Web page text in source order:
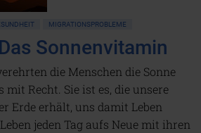
MIGRATIONSPROBLEME
Sonnenvitamin
die Menschen die Sonne
mit Recht. Sie ist es, die unsere
Erde erhält, uns damit Leben
jeden Tag aufs Neue mit ihren